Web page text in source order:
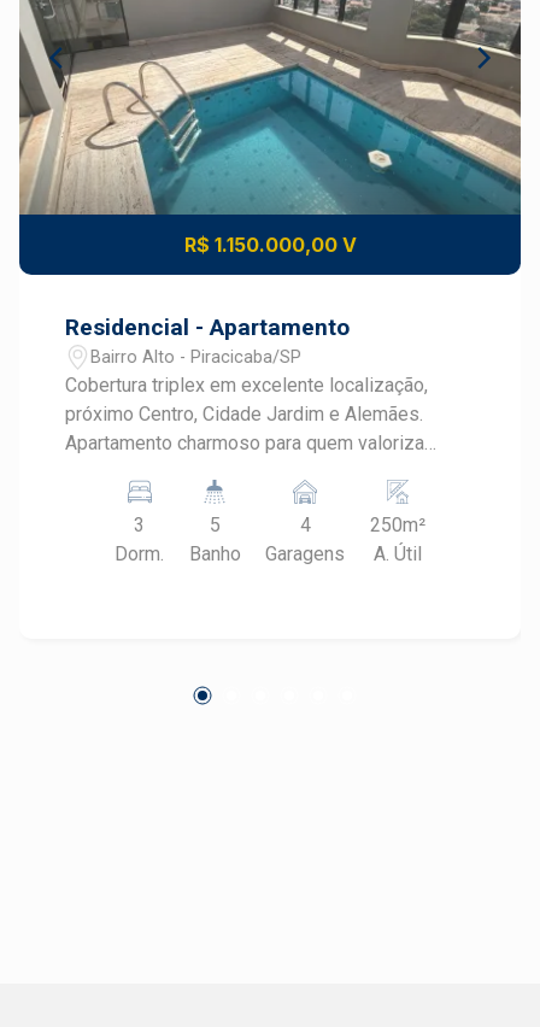
R$ 1.150.000,00 V
Residencial - Apartamento
Bairro Alto - Piracicaba/SP
Cobertura triplex em excelente localização,
próximo Centro, Cidade Jardim e Alemães.
Apartamento charmoso para quem valoriza
praticidade. A área e o fato de ser triplex tornam
este um imóvel exclusivo na cidade. - 249,87 m²
de área útil; - 3 dormitórios sendo 1 suíte, todos
cozinhas planejadas - Sala de jantar; - Sala de
3
Dorm.
5
Banho
4
Garagens
250m²
A. Útil